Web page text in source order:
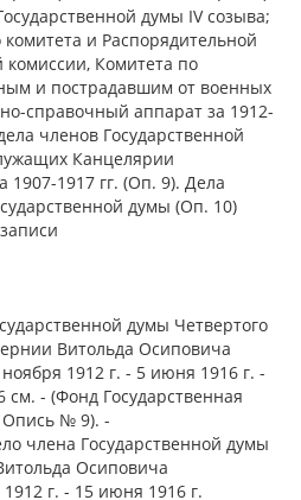
думы IV созыва;
и Распорядительной
Комитета по
и пострадавшим от военных
справочный аппарат за 1912-
членов Государственной
Канцелярии
1907-1917 гг. (Оп. 9). Дела
думы (Оп. 10)
думы Четвертого
Витольда Осиповича
1912 г. - 5 июня 1916 г. -
см. - (Фонд Государственная
Опись № 9). -
члена Государственной думы
Осиповича
г. - 15 июня 1916 г.